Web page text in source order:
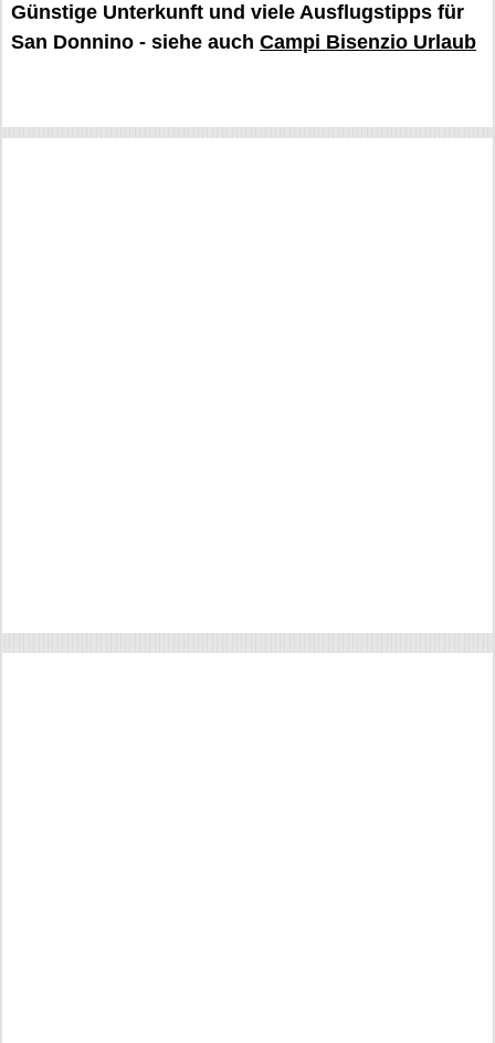
Günstige Unterkunft und viele Ausflugstipps für
San Donnino - siehe auch Campi Bisenzio Urlaub